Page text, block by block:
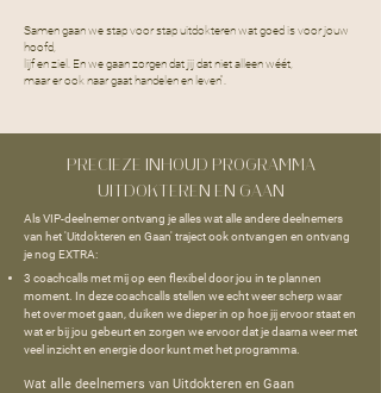
Samen gaan we stap voor stap uitdokteren wat goed is voor jouw
hoofd,
lijf en ziel. En we gaan zorgen dat jij dat niet alleen wéét,
maar er ook naar gaat handelen en leven".
PRECIEZE INHOUD PROGRAMMA
UITDOKTEREN EN GAAN
Als VIP-deelnemer ontvang je alles wat alle andere deelnemers
van het 'Uitdokteren en Gaan' traject ook ontvangen en ontvang
je nog EXTRA:
3 coachcalls met mij op een flexibel door jou in te plannen
moment. In deze coachcalls stellen we echt weer scherp waar
het over moet gaan, duiken we dieper in op hoe jij ervoor staat en
wat er bij jou gebeurt en zorgen we ervoor dat je daarna weer met
veel inzicht en energie door kunt met het programma.
Wat alle deelnemers van Uitdokteren en Gaan